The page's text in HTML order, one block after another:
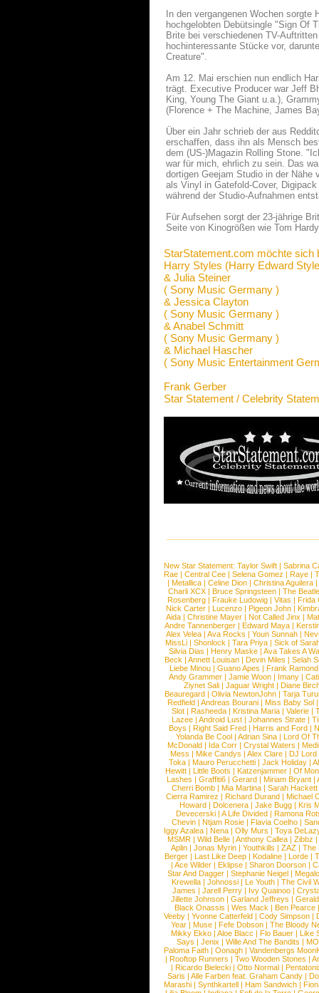
In den vergangenen Wochen
hochgelobten Debütsingle "Sign Of
Brite bei verschiedenen TV-
hochinteressante Stücke vor,
Creature".
Am 12. Mai erschien nun endlich
trägt. Executive Producer war Jeff
King, Young The Giant u.a.),
(Florence + The Machine, James
Über ein Jahr schrieb der aus
erschaffen, dass ihn als Mensch
dem (US-)Magazin Rolling Stone.
war für mich, ehrlich zu sein. Das
dortigen Geejam Studio in der Nähe
als Vinyl in Gatefold-Cover,
während der Studio-Aufnahmen
Für Aufsehen sorgt der 23-jährige
Seite von Kinogrößen wie Tom
StarStatement.com möchte sich
Harry Styles (Harry Edward
& Julia Steiner
( Sony Music Germany )
& Jessica Clayton
( Sony Music Germany )
& Anabel Schmitt
( Sony Music Germany )
& Michael Hascher
( Sony Music Entertainment
Frank Gerber
Star Statement / Celebrity
New Star Statement: Taylor Swift | Sabrina
Rae |Central Cee |Selena Gomez |Raye |
| Metallica | Celine Dion | Christina Aguilera |
Charli XCX |Bruce Springsteen |The
Rosenberg | Frauke Ludowig | Vitas | Frida
Nick Carter | Lucenzo | Pigeon John |
Aida |Christine Mayer |Not Called Jinx |
Andre Tannenberger | Edward Maya |
Alex Velea | Ava Rocks | Youn Sunnah |
MissLi | Shonlock | Tara Priya | Sick of
Silvia Dias |Henry Maske |Ava Takes A
Beck |Annett Louisan |Devin Miles |Selah
Liebe Minou |Guano Apes |Frank Ramond
Andy Grammer |Jamie Woon | Imany |
Ziynet Sali |Jaguar Wright |Diane
Beauregard |Olivia NewtonJohn |Tarja
Redfield | Andreas Bourani | Miss Baby Sol
Slot | Rasheeda | Kristina Maria | Valerie |
Lazee | Android Lust | Johannes Strate |
Boys | Right Said Fred | Harris and Ford |
Yolanda Be Cool |Adrian Sina |Lord Of
McDonald | Ida Corr |Crystal Waters |
Mess | Mike Candys | Alex Clare | DJ Lord
Toka | Mauro Perucchetti | Jack Holiday |
Hewitt |Little Boots |Katzenjammer |Of
Lashes |Graffiti6 |Gerard |Miriam Bryant |
Cherri Bomb | Mia Martina | Sarah Hackett
Cierra Ramirez | Richard Durand | Michael
Howard |Dolcenera |Jake Bugg |Kris
Devecerski |A Life Divided |Ramona
Chevin |Ntjam Rosie |Flavia Coelho |
Iggy Azalea | Nena | Olly Murs | Toya
MSMR |Wild Belle |Anthony Callea |Zibbz
Aplin | Jonas Myrin | Youthkills | ZAZ | The
Berger |Last Like Deep |Kodaline |Lorde |
|Ace Wilder |Eklipse |Sharon Doorson |
Star And Dagger | Stephanie Neigel |
Krewella | Johnossi | Le Youth | The Civil
James | Jarell Perry | Ivy Quainoo |
Jillette Johnson | Garland Jeffreys |
Black Onassis | Wes Mack | Ben Pearce
Veeby | Yvonne Catterfeld | Cody Simpson |
Year |Muse |Fefe Dobson |The Bloody
Mikky Ekko | Aloe Blacc | Flo Bauer | Like
Says | Jenix | Wille And The Bandits | MO
Paloma Faith |Oonagh |Vandenbergs
|Rooftop Runners |Two Wooden Stones |
| Ricardo Bielecki | Otto Normal |
Saris | Alle Farben feat. Graham Candy |
Marashi | Synthkartell | Ham Sandwich |